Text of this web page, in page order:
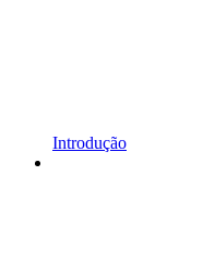
Introdução